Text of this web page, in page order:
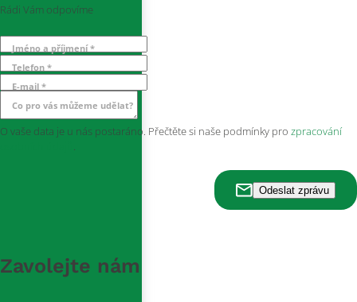
Rádi Vám odpovíme
Jméno a příjmení *
Telefon *
E-mail *
Co pro vás můžeme udělat?
O vaše data je u nás postaráno. Přečtěte si naše podmínky pro zpracování
.
Zavolejte nám